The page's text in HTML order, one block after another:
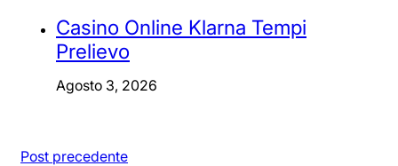
Casino Online Klarna Tempi
Prelievo
Agosto 3, 2026
Post precedente